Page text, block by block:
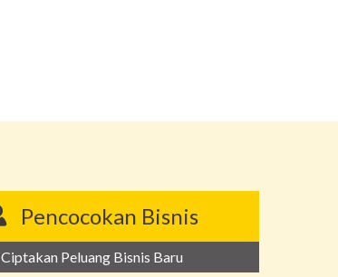
Pencocokan Bisnis
Ciptakan Peluang Bisnis Baru